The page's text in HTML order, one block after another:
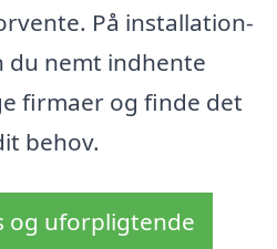
På installation-
du nemt indhente
firmaer og finde det
behov.
og uforpligtende